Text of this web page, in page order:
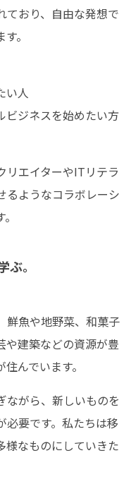
ており、自由な発想で
。
い人
ビジネスを始めたい方
リエイターやITリテラ
るようなコラボレーシ
。
鮮魚や地野菜、和菓子
や建築などの資源が豊
んでいます。
ながら、新しいものを
必要です。私たちは移
様なものにしていきた